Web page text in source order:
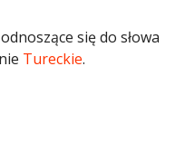
się do słowa
Tureckie.